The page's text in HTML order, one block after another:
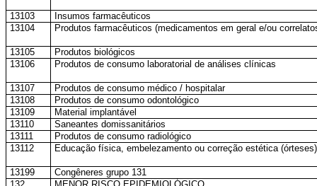
13103
Insumos farmacêuticos
13104
Produtos farmacêuticos (medicamentos em geral e/ou
13105
Produtos biológicos
13106
Produtos de consumo laboratorial de análises clínicas
13107
Produtos de consumo médico / hospitalar
13108
Produtos de consumo odontológico
13109
Material implantável
13110
Saneantes domissanitários
13111
Produtos de consumo radiológico
13112
Educação física, embelezamento ou correção estética (órteses)
13199
Congêneres grupo 131